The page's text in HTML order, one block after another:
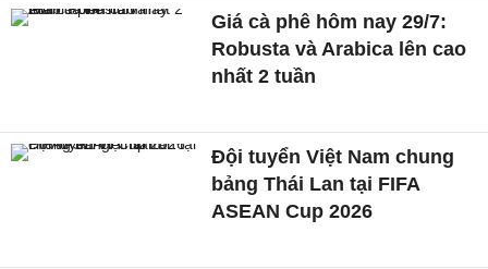
Giá cà phê hôm nay 29/7:
Robusta và Arabica lên cao
nhất 2 tuần
Đội tuyển Việt Nam chung
bảng Thái Lan tại FIFA
ASEAN Cup 2026